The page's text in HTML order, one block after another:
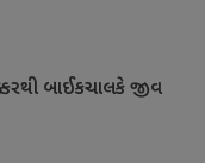
બાઈકચાલકે જીવ